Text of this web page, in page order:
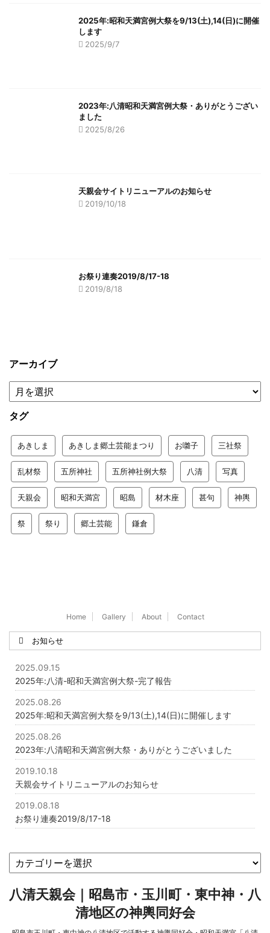
2025年:昭和天満宮例大祭を9/13(土),14(日)に開催
します
2025/9/7
2023年:八清昭和天満宮例大祭・ありがとうござい
ました
2025/8/26
天親会サイトリニューアルのお知らせ
2019/10/18
お祭り連奏2019/8/17-18
2019/8/18
アーカイブ
タグ
あきしま あきしま郷土芸能まつり お囃子 三社祭
乱材祭 五所神社 五所神社例大祭 八清 写真
天親会 昭和天満宮 昭島 材木座 甚句 神輿
祭 祭り 郷土芸能 鎌倉
Home Gallery About Contact
お知らせ
2025.09.15
2025年:八清-昭和天満宮例大祭-完了報告
2025.08.26
2025年:昭和天満宮例大祭を9/13(土),14(日)に開催します
2025.08.26
2023年:八清昭和天満宮例大祭・ありがとうございました
2019.10.18
天親会サイトリニューアルのお知らせ
2019.08.18
お祭り連奏2019/8/17-18
八清天親会｜昭島市・玉川町・東中神・八
清地区の神輿同好会